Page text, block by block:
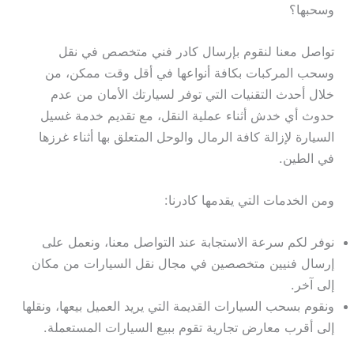
وسحبها؟
تواصل معنا لنقوم بإرسال كادر فني متخصص في نقل
وسحب المركبات بكافة أنواعها في أقل وقت ممكن، من
خلال أحدث التقنيات التي توفر لسيارتك الأمان من عدم
حدوث أي خدش أثناء عملية النقل، مع تقديم خدمة غسيل
السيارة لإزالة كافة الرمال والوحل المتعلق بها أثناء غرزها
في الطين.
ومن الخدمات التي يقدمها كادرنا:
نوفر لكم سرعة الاستجابة عند التواصل معنا، ونعمل على
إرسال فنيين متخصصين في مجال نقل السيارات من مكان
إلى آخر.
ونقوم بسحب السيارات القديمة التي يريد العميل بيعها، ونقلها
إلى أقرب معارض تجارية تقوم ببيع السيارات المستعملة.